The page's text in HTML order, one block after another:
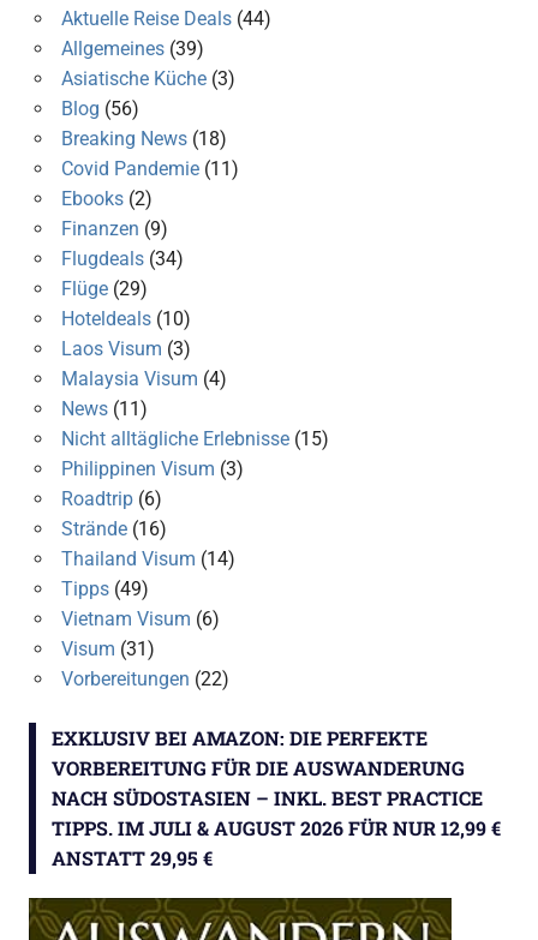
Aktuelle Reise Deals(44)
Allgemeines(39)
Asiatische Küche(3)
Blog (56)
Breaking News(18)
Covid Pandemie(11)
Ebooks(2)
Finanzen (9)
Flugdeals(34)
Flüge(29)
Hoteldeals(10)
Laos Visum (3)
Malaysia Visum (4)
News(11)
Nicht alltägliche Erlebnisse(15)
Philippinen Visum (3)
Roadtrip(6)
Strände(16)
Thailand Visum (14)
Tipps(49)
Vietnam Visum (6)
Visum (31)
Vorbereitungen (22)
EXKLUSIV BEI AMAZON: DIE PERFEKTE
VORBEREITUNG FÜR DIE AUSWANDERUNG
NACH SÜDOSTASIEN – INKL. BEST PRACTICE
TIPPS. IM JULI & AUGUST 2026 FÜR NUR 12,99 €
ANSTATT 29,95 €